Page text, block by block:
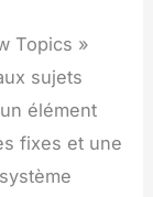
Topics »
sujets
élément
fixes et une